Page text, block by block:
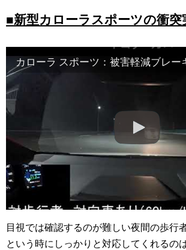
■新型カローラスポーツの衝突
目視では確認するのが難しい夜間の歩行
という時にしっかりと対応してくれるの